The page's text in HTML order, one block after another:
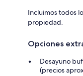
Incluimos todos
propiedad.
Opciones
Desayuno
(precios